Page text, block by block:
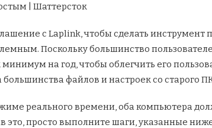
| Шаттерсток
с Laplink, чтобы сделать инструмент
Поскольку большинство
на год, чтобы облегчить его
файлов и настроек со старого
реального времени, оба компьютера
просто выполните шаги, указанные